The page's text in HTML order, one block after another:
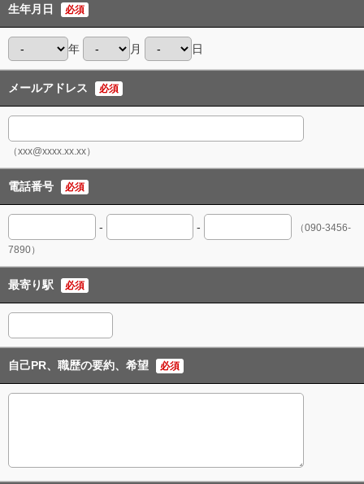
生年月日 必須
年 月 日
メールアドレス 必須
（xxx@xxxx.xx.xx）
電話番号 必須
- -
（090-3456-
7890）
最寄り駅 必須
自己PR、職歴の要約、希望 必須